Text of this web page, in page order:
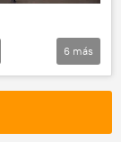
6 más